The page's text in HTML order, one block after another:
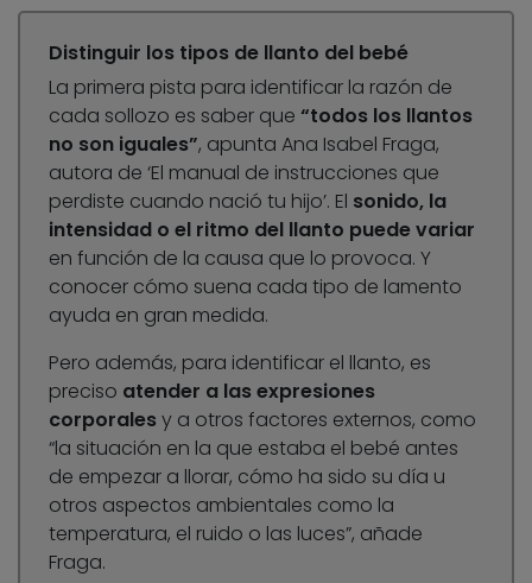
Distinguir los tipos de llanto del bebé
La primera pista para identificar la razón de
cada sollozo es saber que “todos los llantos
no son iguales”, apunta Ana Isabel Fraga,
autora de ‘El manual de instrucciones que
perdiste cuando nació tu hijo’. El sonido, la
intensidad o el ritmo del llanto puede variar
en función de la causa que lo provoca. Y
conocer cómo suena cada tipo de lamento
ayuda en gran medida.
Pero además, para identificar el llanto, es
preciso atender a las expresiones
corporalesy a otros factores externos, como
“la situación en la que estaba el bebé antes
de empezar a llorar, cómo ha sido su día u
otros aspectos ambientales como la
temperatura, el ruido o las luces”, añade
Fraga.